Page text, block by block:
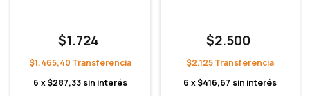
$1.724
$1.465,40
6 x$287,33 sin interés
$2.500
$2.125
6 x$416,67 sin interés